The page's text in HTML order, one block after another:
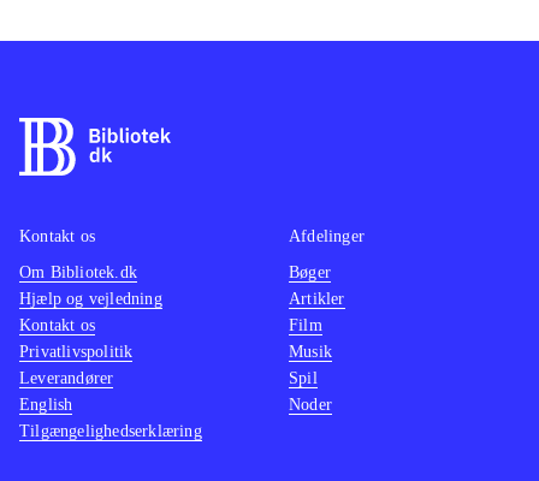
Kontakt os
Om Bibliotek.dk
Hjælp og vejledning
Kontakt os
Privatlivspolitik
Leverandører
English
Tilgængelighedserklæring
Afdelinger
Bøger
Artikler
Film
Musik
Spil
Noder